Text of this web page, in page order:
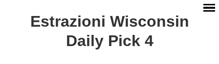
Estrazioni Wisconsin
Daily Pick 4